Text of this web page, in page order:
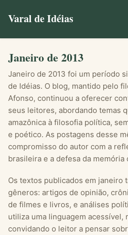
Varal de Idéias
Janeiro de 2013
Janeiro de 2013 foi um período
de Idéias. O blog, mantido pelo
Afonso, continuou a oferecer
seus leitores, abordando temas
amazônica à filosofia política,
e poético. As postagens desse
compromisso do autor com a
brasileira e a defesa da memória
Os textos publicados em janeiro
gêneros: artigos de opinião,
de filmes e livros, e análises
utiliza uma linguagem acessível,
convidando o leitor a pensar